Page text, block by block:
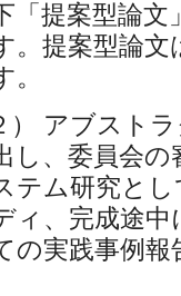
「提案型論文
。提案型論
。
） アブスト
し、委員会
テム研究と
ィ、完成途
の実践事例